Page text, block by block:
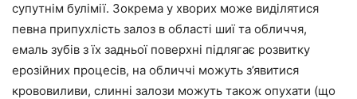
супутнім булімії. Зокрема у хворих може виділятися
певна припухлість залоз в області шиї та обличчя,
емаль зубів з їх задньої поверхні підлягає розвитку
ерозійних процесів, на обличчі можуть з’явитися
крововиливи, слинні залози можуть також опухати (що